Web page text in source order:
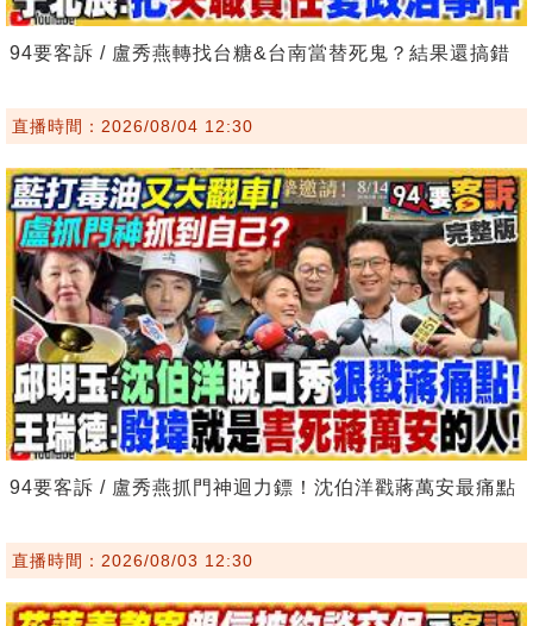
94要客訴 / 盧秀燕轉找台糖&台南當替死鬼？結果還搞錯
直播時間：2026/08/04 12:30
94要客訴 / 盧秀燕抓門神迴力鏢！沈伯洋戳蔣萬安最痛點
直播時間：2026/08/03 12:30